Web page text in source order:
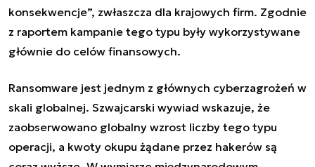
konsekwencje”, zwłaszcza dla krajowych firm. Zgodnie
z raportem kampanie tego typu były wykorzystywane
głównie do celów finansowych.
Ransomware jest jednym z głównych cyberzagrożeń w
skali globalnej. Szwajcarski wywiad wskazuje, że
zaobserwowano globalny wzrost liczby tego typu
operacji, a kwoty okupu żądane przez hakerów są